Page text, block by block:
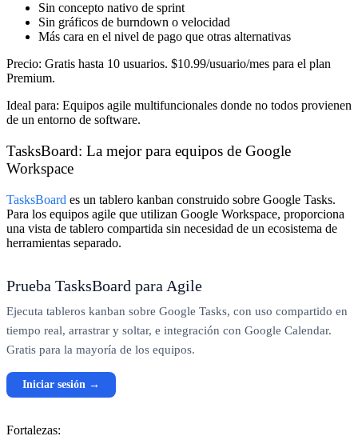
Sin concepto nativo de sprint
Sin gráficos de burndown o velocidad
Más cara en el nivel de pago que otras alternativas
Precio: Gratis hasta 10 usuarios. $10.99/usuario/mes para el plan
Premium.
Ideal para: Equipos agile multifuncionales donde no todos provienen
de un entorno de software.
TasksBoard: La mejor para equipos de Google
Workspace
TasksBoard es un tablero kanban construido sobre Google Tasks.
Para los equipos agile que utilizan Google Workspace, proporciona
una vista de tablero compartida sin necesidad de un ecosistema de
herramientas separado.
Prueba TasksBoard para Agile
Ejecuta tableros kanban sobre Google Tasks, con uso compartido en
tiempo real, arrastrar y soltar, e integración con Google Calendar.
Gratis para la mayoría de los equipos.
Iniciar sesión →
Fortalezas: